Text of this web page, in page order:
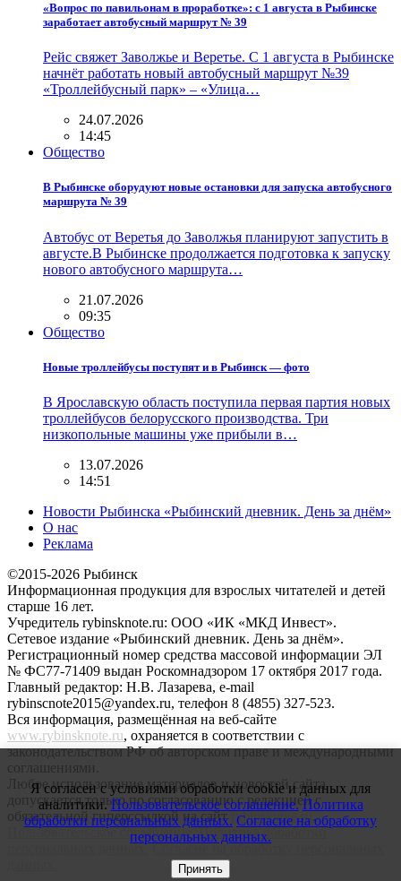
«Вопрос по павильонам в проработке»: с 1 августа в Рыбинске
заработает автобусный маршрут № 39
Рейс свяжет Заволжье и Веретье. С 1 августа в Рыбинске
начнёт работать новый автобусный маршрут №39
«Троллейбусный парк» – «Улица…
24.07.2026
14:45
Общество
В Рыбинске оборудуют новые остановки для запуска автобусного
маршрута № 39
Автобус от Веретья до Заволжья планируют запустить в
августе.В Рыбинске продолжается подготовка к запуску
нового автобусного маршрута…
21.07.2026
09:35
Общество
Новые троллейбусы поступят и в Рыбинск — фото
В Ярославскую область поступила первая партия новых
троллейбусов белорусского производства. Три
низкопольные машины уже прибыли в…
13.07.2026
14:51
Новости Рыбинска «Рыбинский дневник. День за днём»
О нас
Реклама
©2015-2026 Рыбинск
Информационная продукция для взрослых читателей и детей
старше 16 лет.
Учредитель rybinsknote.ru: ООО «ИК «МКД Инвест».
Сетевое издание «Рыбинский дневник. День за днём».
Регистрационный номер средства массовой информации ЭЛ
№ ФС77-71409 выдан Роскомнадзором 17 октября 2017 года.
Главный редактор: Н.В. Лазарева, e-mail
rybinscnote2015@yandex.ru, телефон 8 (4855) 327-523.
Вся информация, размещённая на веб-сайте
www.rybinsknote.ru, охраняется в соответствии с
законодательством РФ об авторском праве и международными
соглашениями.
Любое использование материалов и новостей сайта
допускается только по согласованию с редакцией с
обязательной гиперссылкой на сайтrybinsknote.ru.
Пользовательское соглашение. Политика обработки
персональных данных. Согласие на обработку персональных
Я согласен с условиями обработки cookie и данных для
аналитики. Пользовательское соглашение. Политика
обработки персональных данных. Согласие на обработку
персональных данных.
Принять